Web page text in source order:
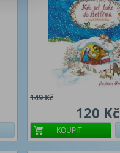
149 Kč
120 Kč
KOUPIT